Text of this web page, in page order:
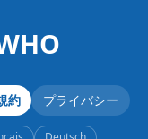
約 プライバシー